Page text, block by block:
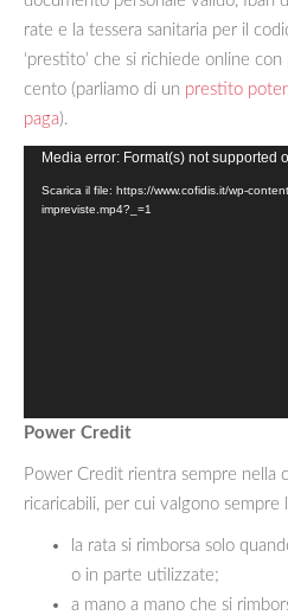
rate e la tessera sanitaria per il
‘prestito’ che si richiede online
cento (parliamo di un prestito
paga).
Video
Player
Media error: Format(s) not supported
Scarica il file: https://www.cofidis.it/wp-
impreviste.mp4?_=1
Power Credit
Power Credit rientra sempre nella
ricaricabili, per cui valgono sempre
la rata si rimborsa solo
o in parte utilizzate;
a mano a mano che si